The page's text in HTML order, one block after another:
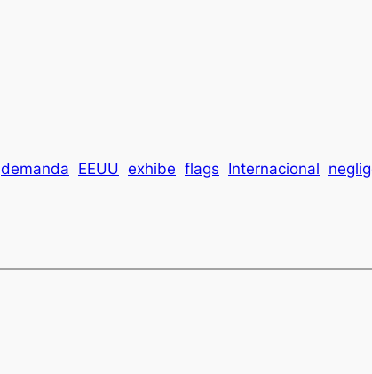
demanda EEUU exhibe flags Internacional